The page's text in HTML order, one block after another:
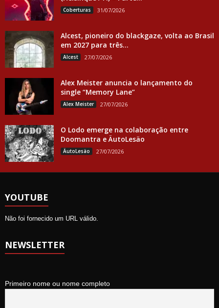
Coberturas 31/07/2026
Alcest, pioneiro do blackgaze, volta ao Brasil
em 2027 para três...
Alcest 27/07/2026
Alex Meister anuncia o lançamento do
single “Memory Lane”
Alex Meister 27/07/2026
O Lodo emerge na colaboração entre
Doomantra e ÄutoLesäo
ÄutoLesäo 27/07/2026
YOUTUBE
Não foi fornecido um URL válido.
NEWSLETTER
Primeiro nome ou nome completo